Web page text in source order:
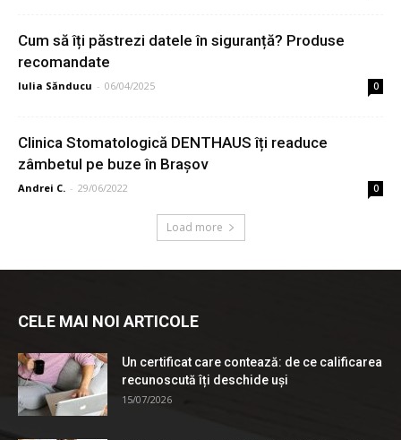
Cum să îți păstrezi datele în siguranță? Produse
recomandate
Iulia Sănducu - 06/04/2025 0
Clinica Stomatologică DENTHAUS îți readuce
zâmbetul pe buze în Brașov
Andrei C. - 29/06/2022 0
Load more
CELE MAI NOI ARTICOLE
Un certificat care contează: de ce calificarea
recunoscută îți deschide uși
15/07/2026